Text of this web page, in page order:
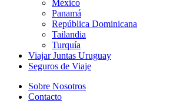
México
Panamá
República Dominicana
Tailandia
Turquía
Viajar Juntas Uruguay
Seguros de Viaje
Sobre Nosotros
Contacto